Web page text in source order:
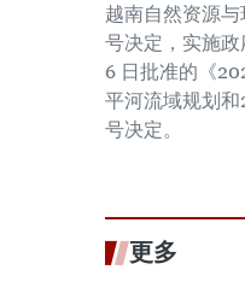
越南自然资源
号决定，实施政
6 日批准的《
平河流域规划
号决定。
更多